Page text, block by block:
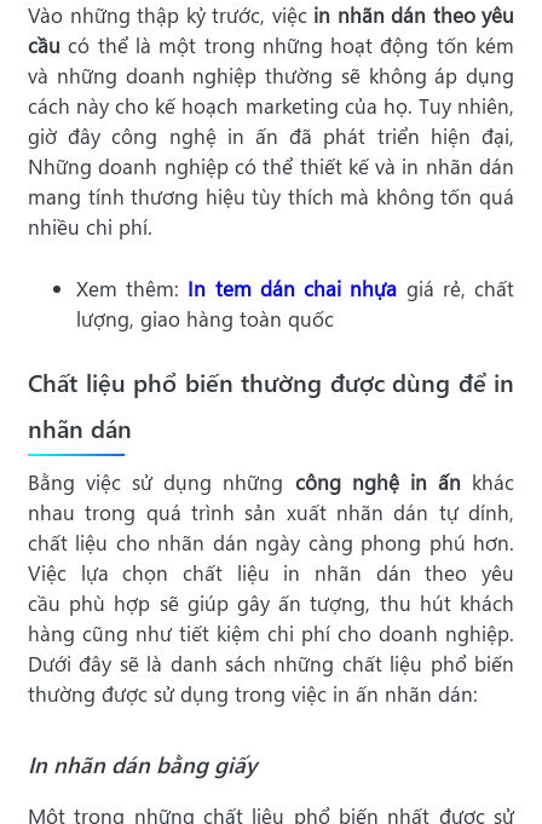
Vào những thập kỷ trước, việc in nhãn dán theo yêu
cầu có thể là một trong những hoạt động tốn kém
và những doanh nghiệp thường sẽ không áp dụng
cách này cho kế hoạch marketing của họ. Tuy nhiên,
giờ đây công nghệ in ấn đã phát triển hiện đại,
Những doanh nghiệp có thể thiết kế và in nhãn dán
mang tính thương hiệu tùy thích mà không tốn quá
nhiều chi phí.
Xem thêm: In tem dán chai nhựa giá rẻ, chất
lượng, giao hàng toàn quốc
Chất liệu phổ biến thường được dùng để in
nhãn dán
Bằng việc sử dụng những công nghệ in ấnkhác
nhau trong quá trình sản xuất nhãn dán tự dính,
chất liệu cho nhãn dán ngày càng phong phú hơn.
Việc lựa chọn chất liệu in nhãn dán theo yêu
cầu phù hợp sẽ giúp gây ấn tượng, thu hút khách
hàng cũng như tiết kiệm chi phí cho doanh nghiệp.
Dưới đây sẽ là danh sách những chất liệu phổ biến
thường được sử dụng trong việc in ấn nhãn dán:
In nhãn dán bằng giấy
Một trong những chất liệu phổ biến nhất được sử